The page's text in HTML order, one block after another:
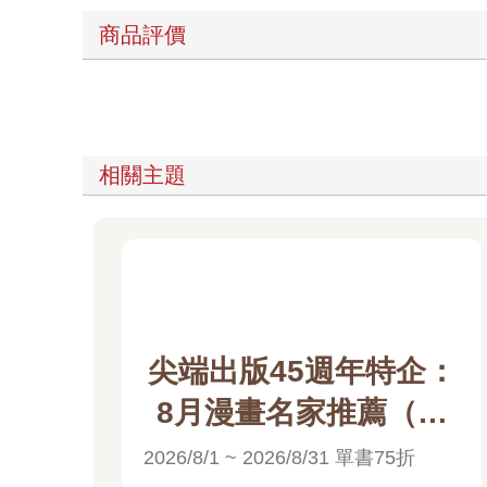
商品評價
相關主題
尖端出版45週年特企：
8月漫畫名家推薦（高
橋留美子）電子書展
2026/8/1 ~ 2026/8/31 單書75折